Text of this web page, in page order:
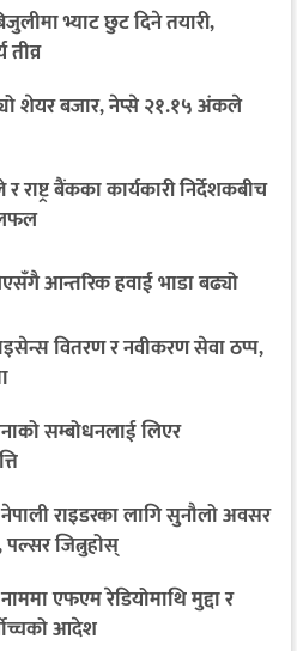
भ्याट छुट दिने तयारी,
शेयर बजार, नेप्से २१.१५ अंकले
र राष्ट्र बैंकका कार्यकारी निर्देशकबीच
आन्तरिक हवाई भाडा बढ्यो
वितरण र नवीकरण सेवा ठप्प,
सम्बोधनलाई लिएर
राइडरका लागि सुनौलो अवसर
जित्नुहोस्
एफएम रेडियोमाथि मुद्दा र
आदेश